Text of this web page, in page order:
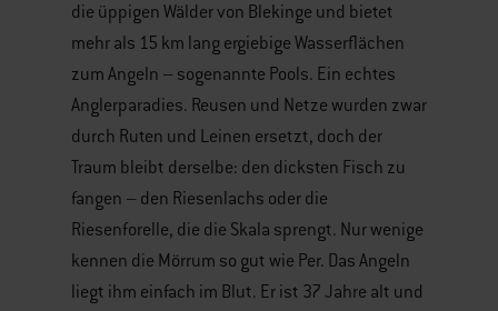
die üppigen Wälder von Blekinge und bietet
mehr als 15 km lang ergiebige Wasserflächen
zum Angeln – sogenannte Pools. Ein echtes
Anglerparadies. Reusen und Netze wurden zwar
durch Ruten und Leinen ersetzt, doch der
Traum bleibt derselbe: den dicksten Fisch zu
fangen – den Riesenlachs oder die
Riesenforelle, die die Skala sprengt. Nur wenige
kennen die Mörrum so gut wie Per. Das Angeln
liegt ihm einfach im Blut. Er ist 37 Jahre alt und